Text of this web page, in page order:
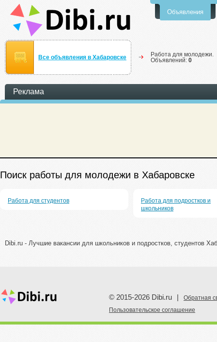
Объявления
Все объявления в Хабаровске
Работа для молодежи.
Объявлений: 0
Реклама
Поиск работы для молодежи в Хабаровске
Работа для студентов
Работа для подростков и
школьников
Dibi.ru - Лучшие вакансии для школьников и подростков, студентов
© 2015-2026 Dibi.ru
Обратная
Пoльзовательское соглашение